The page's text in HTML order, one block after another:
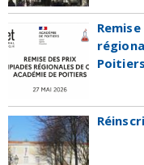
Poitiers